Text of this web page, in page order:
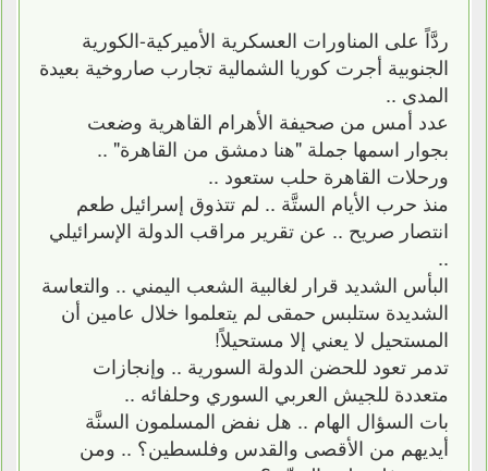
ردَّاً على المناورات العسكرية الأميركية-الكورية
الجنوبية أجرت كوريا الشمالية تجارب صاروخية بعيدة
المدى ..
عدد أمس من صحيفة الأهرام القاهرية وضعت
بجوار اسمها جملة "هنا دمشق من القاهرة" ..
ورحلات القاهرة حلب ستعود ..
منذ حرب الأيام الستَّة .. لم تتذوق إسرائيل طعم
انتصار صريح .. عن تقرير مراقب الدولة الإسرائيلي
..
البأس الشديد قرار لغالبية الشعب اليمني .. والتعاسة
الشديدة ستلبس حمقى لم يتعلموا خلال عامين أن
المستحيل لا يعني إلا مستحيلاً!
تدمر تعود للحضن الدولة السورية .. وإنجازات
متعددة للجيش العربي السوري وحلفائه ..
بات السؤال الهام .. هل نفض المسلمون السنَّة
أيديهم من الأقصى والقدس وفلسطين؟ .. ومن